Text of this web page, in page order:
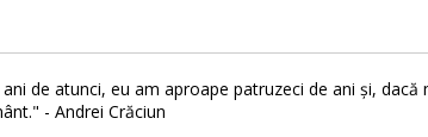
de atunci, eu am aproape patruzeci de ani și,
- Andrei Crăciun